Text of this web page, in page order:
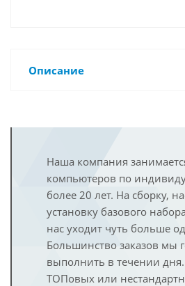
Описание
Наша компания
компьютеров по
более 20 лет. На сборку,
установку базового
нас уходит чуть больше
Большинство заказов мы
выполнить в течении
ТОПовых или